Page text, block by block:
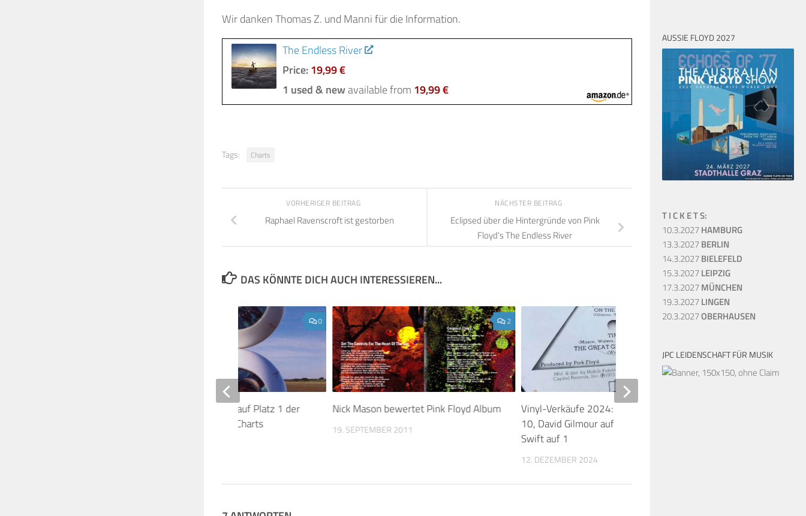
Wir danken Thomas Z. und Manni für die Information.
The Endless River
Price:19,99 €
1 used & newavailable from 19,99 €
Tags: Charts
NÄCHSTER BEITRAG
Eclipsed über die Hintergründe von Pink
Floyd’s The Endless River
VORHERIGER BEITRAG
Raphael Ravenscroft ist gestorben
DAS KÖNNTE DICH AUCH INTERESSIEREN...
2
Nick Mason bewertet Pink Floyd Album
19. SEPTEMBER 2011
0
Vinyl-Verkäufe 2024: Pink Floyd auf
10, David Gilmour auf 6 und Taylor
Swift auf 1
12. DEZEMBER 2024
0
P.U.L.S.E Konzertfilm auf Platz 1 der
australischen Album-Charts
AUSSIE FLOYD 2027
T I C K E T S:
10.3.2027HAMBURG
13.3.2027BERLIN
14.3.2027BIELEFELD
15.3.2027LEIPZIG
17.3.2027MÜNCHEN
19.3.2027LINGEN
20.3.2027OBERHAUSEN
JPC LEIDENSCHAFT FÜR MUSIK